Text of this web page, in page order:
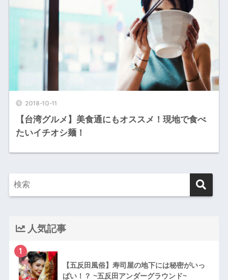
2018-10-11
【台湾グルメ】美食通にもオススメ！現地で食べ
たいイチオシ麺！
人気記事
1
【五反田風俗】寿司屋の地下には秘密がいっ
ぱい！？ ~五反田アンダーグラウンド~